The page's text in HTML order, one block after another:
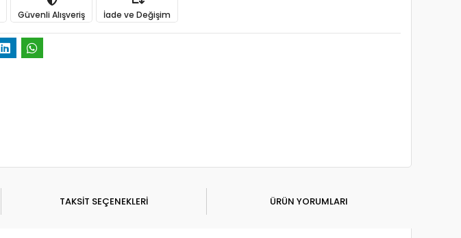
Güvenli Alışveriş İade ve Değişim
TAKSİT SEÇENEKLERİ ÜRÜN YORUMLARI